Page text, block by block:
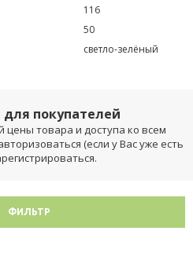
116
50
светло-зелёный
покупателей
цены товара и доступа ко всем
(если у Вас уже есть
ФИЛЬТР